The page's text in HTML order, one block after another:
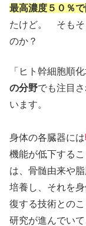
最高濃度５０％
たけど。 そもそ
のか？
「ヒト幹細胞順
の分野でも注目
います。
身体の各臓器には
機能が低下する
は、骨髄由来や
培養し、それを
復する技術との
研究が進んでい